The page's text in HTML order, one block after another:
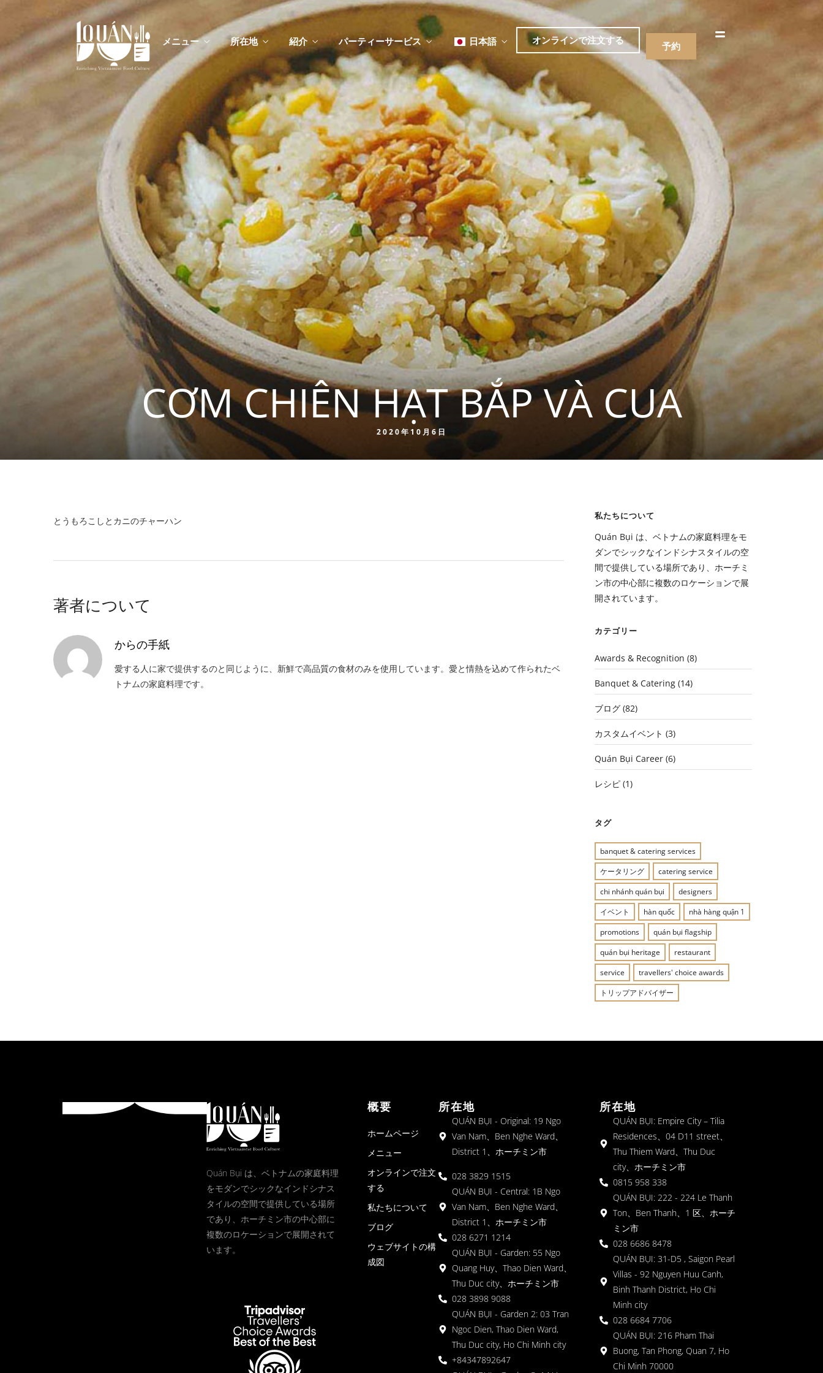
メニュー
メニュー
カスタムイベント メニュー
飲み物
所在地 紹介 パーティーサービス 日本語
English
Tiếng Việt
한국어
简体中文
オンラインで注文する 予約
メニュー
カスタムイベント メニュー
飲み物
한국어
简体中文
CƠM CHIÊN HẠT BẮP VÀ CUA
2020年10月6日
とうもろこしとカニのチャーハン
著者について
からの手紙
愛する人に家で提供するのと同じように、新鮮で高品質の食材のみを使用しています。愛と情熱を込めて作られたベ
トナムの家庭料理です。
私たちについて
Quán Bụi は、ベトナムの家庭料理をモ
ダンでシックなインドシナスタイルの空
間で提供している場所であり、ホーチミ
ン市の中心部に複数のロケーションで展
開されています。
カテゴリー
Awards & Recognition (8)
Banquet & Catering (14)
ブログ (82)
カスタムイベント (3)
Quán Bụi Career (6)
レシピ (1)
タグ
banquet & catering services
ケータリング
catering service
chi nhánh quán bụi
designers
イベント
hàn quốc
nhà hàng quận 1
promotions
quán bụi flagship
quán bụi heritage
restaurant
service
travellers' choice awards
トリップアドバイザー
Quán Bụi は、ベトナムの家庭料理
をモダンでシックなインドシナス
タイルの空間で提供している場所
であり、ホーチミン市の中心部に
複数のロケーションで展開されて
います。
概要
ホームページ
メニュー
オンラインで注文
する
私たちについて
ブログ
ウェブサイトの構
成図
所在地
QUÁN BỤI - Original: 19 Ngo
Van Nam、Ben Nghe Ward、
District 1、ホーチミン市
028 3829 1515
QUÁN BỤI - Central: 1B Ngo
Van Nam、Ben Nghe Ward、
District 1、ホーチミン市
028 6271 1214
QUÁN BỤI - Garden: 55 Ngo
Quang Huy、Thao Dien Ward、
Thu Duc city、ホーチミン市
028 3898 9088
QUÁN BỤI - Garden 2: 03 Tran
Ngoc Dien, Thao Dien Ward,
Thu Duc city, Ho Chi Minh city
+84347892647
所在地
QUÁN BỤI: Empire City – Tilia
Residences、04 D11 street、
Thu Thiem Ward、Thu Duc
city、ホーチミン市
0815 958 338
QUÁN BỤI: 222 - 224 Le Thanh
Ton、Ben Thanh、1 区、ホーチ
ミン市
028 6686 8478
QUÁN BỤI: 31-D5 , Saigon Pearl
Villas - 92 Nguyen Huu Canh,
Binh Thanh District, Ho Chi
Minh city
028 6684 7706
QUÁN BỤI: 216 Pham Thai
Buong, Tan Phong, Quan 7, Ho
Chi Minh 70000